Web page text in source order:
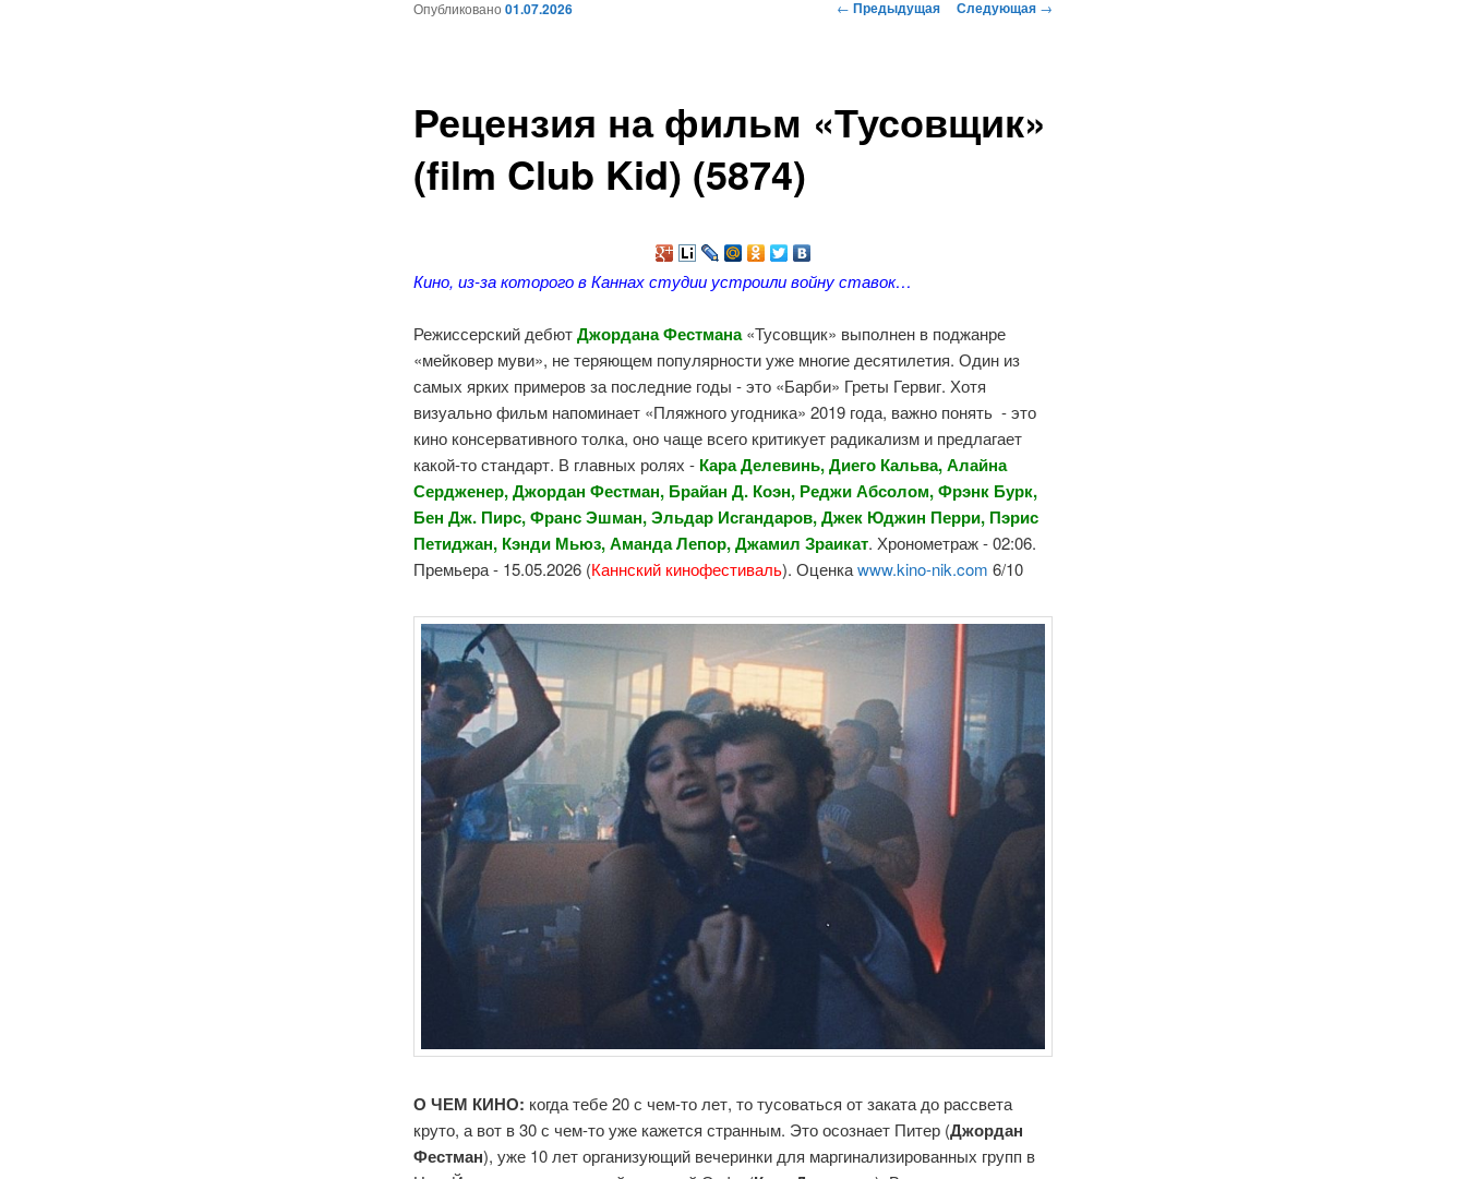
содержимому
Навигация
← Предыдущая Следующая →
Рецензия на фильм «Тусовщик»
(film Club Kid) (5874)
Опубликовано01.07.2026
Кино, из-за которого в Каннах студии устроили войну ставок…
Режиссерский дебютДжордана Фестмана«Тусовщик» выполнен в поджанре
«мейковер муви», не теряющем популярности уже многие десятилетия. Один из
самых ярких примеров за последние годы - это «Барби» Греты Гервиг. Хотя
визуально фильм напоминает «Пляжного угодника» 2019 года, важно понять - это
кино консервативного толка, оно чаще всего критикует радикализм и предлагает
какой-то стандарт. В главных ролях - Кара Делевинь, Диего Кальва, Алайна
Сердженер, Джордан Фестман, Брайан Д. Коэн, Реджи Абсолом, Фрэнк Бурк,
Бен Дж. Пирс, Франс Эшман, Эльдар Исгандаров, Джек Юджин Перри, Пэрис
Петиджан, Кэнди Мьюз, Аманда Лепор, Джамил Зраикат. Хронометраж - 02:06.
Премьера - 15.05.2026 (Каннский кинофестиваль). Оценкаwww.kino-nik.com 6/10
О ЧЕМ КИНО: когда тебе 20 с чем-то лет, то тусоваться от заката до рассвета
круто, а вот в 30 с чем-то уже кажется странным. Это осознает Питер (Джордан
Фестман), уже 10 лет организующий вечеринки для маргинализированных групп в